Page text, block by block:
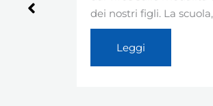
dei nostri figli. La scuola,…
Leggi